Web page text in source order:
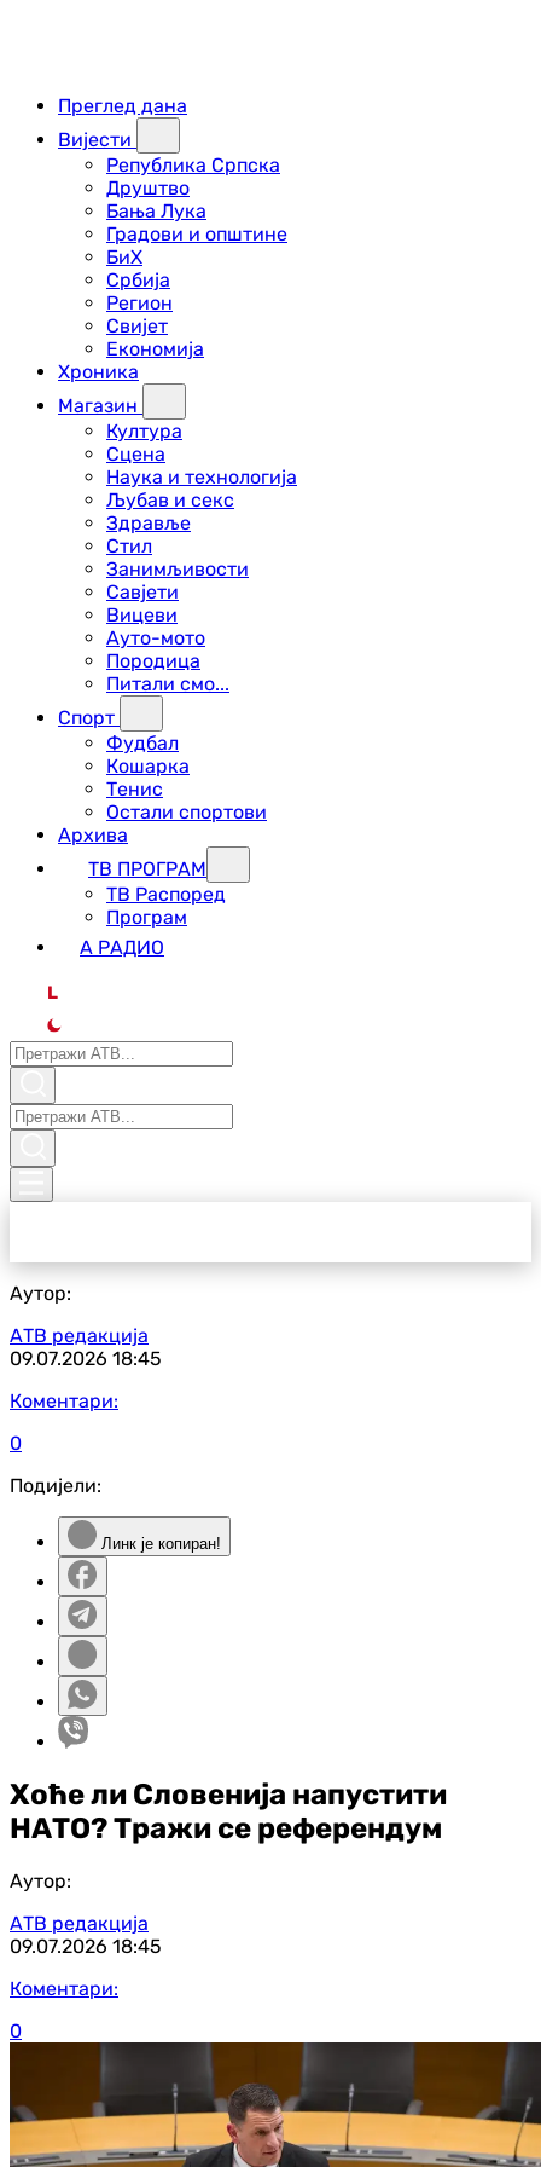
Преглед дана
Вијести
Република Српска
Друштво
Бања Лука
Градови и општине
БиХ
Србија
Регион
Свијет
Економија
Хроника
Магазин
Култура
Сцена
Наука и технологија
Љубав и секс
Здравље
Стил
Занимљивости
Савјети
Вицеви
Ауто-мото
Породица
Питали смо...
Спорт
Фудбал
Кошарка
Тенис
Остали спортови
Архива
ТВ ПРОГРАМ
ТВ Распоред
Програм
А РАДИО
L
Аутор:
АТВ редакција
09.07.2026 18:45
Коментари:
0
Подијели:
Линк је копиран!
Хоће ли Словенија напустити
НАТО? Тражи се референдум
Аутор:
АТВ редакција
09.07.2026 18:45
Коментари:
0